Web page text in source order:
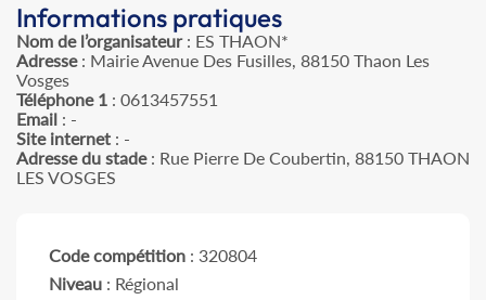
Informations pratiques
Nom de l’organisateur: ES THAON*
Adresse: Mairie Avenue Des Fusilles, 88150 Thaon Les
Vosges
Téléphone 1 : 0613457551
Email : -
Site internet : -
Adresse du stade: Rue Pierre De Coubertin, 88150 THAON
LES VOSGES
Code compétition : 320804
Niveau : Régional